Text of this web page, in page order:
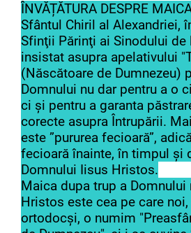
ÎNVĂȚĂTURA DESPRE
Sfântul Chiril al Alexandriei,
Sfinţii Părinţi ai Sinodului de
insistat asupra apelativului
(Născătoare de Dumnezeu)
Domnului nu dar pentru a o
ci şi pentru a garanta
corecte asupra Întrupării.
este ”pururea fecioară”,
fecioară înainte, în timpul și
Domnului Iisus Hristos.
Maica dupa trup a Domnului
Hristos este cea pe care
ortodocși, o numim